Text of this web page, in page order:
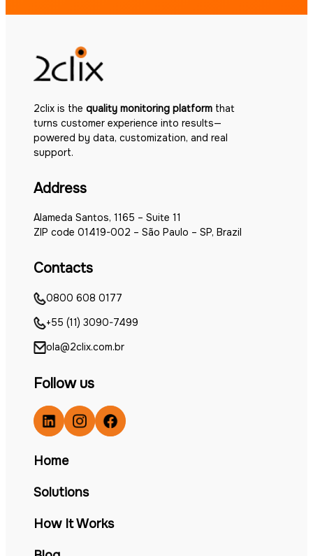
2clix is the quality monitoring platform that
turns customer experience into results—
powered by data, customization, and real
support.
Address
Alameda Santos, 1165 – Suite 11
ZIP code 01419-002 – São Paulo – SP, Brazil
Contacts
0800 608 0177
+55 (11) 3090-7499
ola@2clix.com.br
Follow us
Home
Solutions
How It Works